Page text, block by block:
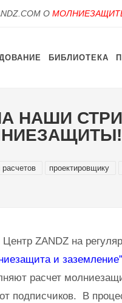
О
БИБЛИОТЕКА
НАШИ
проектировщику
Центр ZANDZ на
и заземление”
расчет
подписчиков. В